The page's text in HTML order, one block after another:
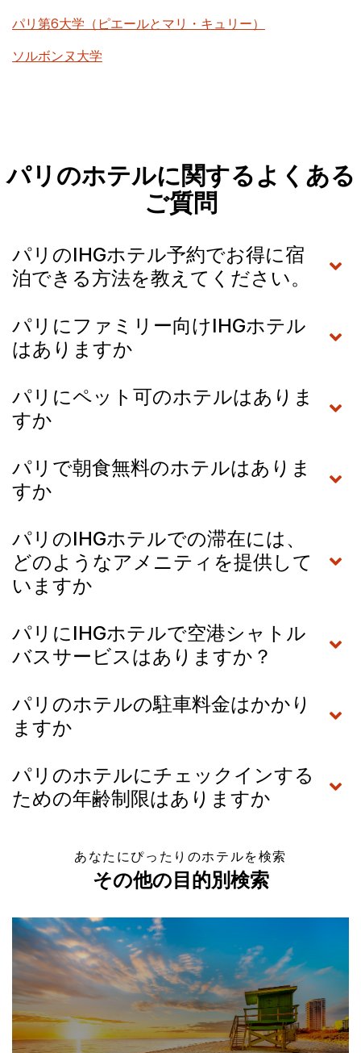
パリ第6大学（ピエールとマリ・キュリー）
ソルボンヌ大学
パリのホテルに関するよくある
ご質問
パリのIHGホテル予約でお得に宿
泊できる方法を教えてください。
パリにファミリー向けIHGホテル
はありますか
パリにペット可のホテルはありま
すか
パリで朝食無料のホテルはありま
すか
パリのIHGホテルでの滞在には、
どのようなアメニティを提供して
いますか
パリにIHGホテルで空港シャトル
バスサービスはありますか？
パリのホテルの駐車料金はかかり
ますか
パリのホテルにチェックインする
ための年齢制限はありますか
あなたにぴったりのホテルを検索
その他の目的別検索